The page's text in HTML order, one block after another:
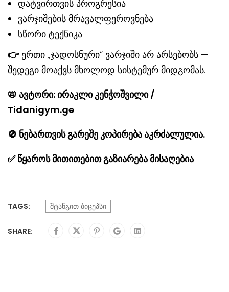
დატვირთვის პროგრესია
ვარჯიშების მრავალფეროვნება
სწორი ტექნიკა
👉ერთი „ჯადოსნური“ ვარჯიში არ არსებობს —
შედეგი მოაქვს მხოლოდ სისტემურ მიდგომას.
📛 ავტორი: ირაკლი კენჭოშვილი /
Tidanigym.ge
🚫 ნებართვის გარეშე კოპირება აკრძალულია.
✅წყაროს მითითებით გაზიარება მისაღებია
TAGS: შტანგით ბიცეპსი
SHARE: